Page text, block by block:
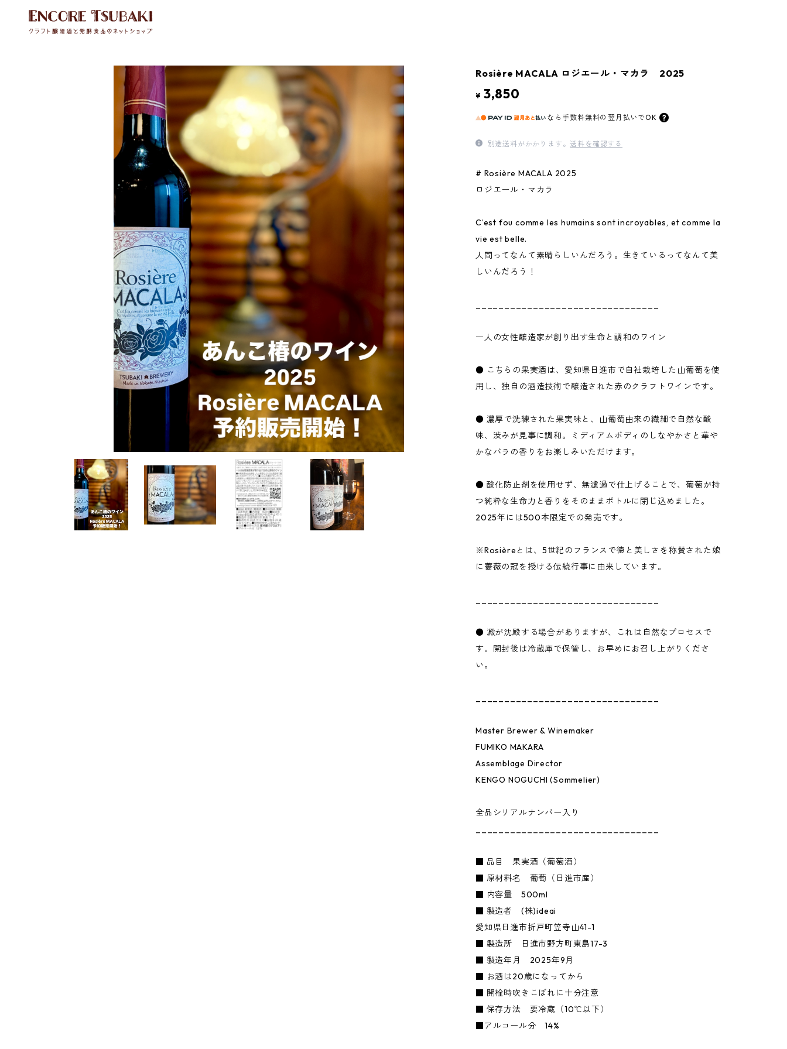
Rosière MACALA ロジエール・マカラ 2025
¥ 3,850
なら 手数料無料の 翌月払いでOK
別途送料がかかります。送料を確認する
# Rosière MACALA 2025
ロジエール・マカラ
C’est fou comme les humains sont incroyables, et comme la
vie est belle.
人間ってなんて素晴らしいんだろう。生きているってなんて美
しいんだろう！
一人の女性醸造家が創り出す生命と調和のワイン
● こちらの果実酒は、愛知県日進市で自社栽培した山葡萄を使
用し、独自の酒造技術で醸造された赤のクラフトワインです。
● 濃厚で洗練された果実味と、山葡萄由来の繊細で自然な酸
味、渋みが見事に調和。ミディアムボディのしなやかさと華や
かなバラの香りをお楽しみいただけます。
● 酸化防止剤を使用せず、無濾過で仕上げることで、葡萄が持
つ純粋な生命力と香りをそのままボトルに閉じ込めました。
2025年には500本限定での発売です。
※Rosièreとは、5世紀のフランスで徳と美しさを称賛された娘
に薔薇の冠を授ける伝統行事に由来しています。
● 澱が沈殿する場合がありますが、これは自然なプロセスで
す。開封後は冷蔵庫で保管し、お早めにお召し上がりくださ
い。
Master Brewer & Winemaker
FUMIKO MAKARA
Assemblage Director
KENGO NOGUCHI (Sommelier)
全品シリアルナンバー入り
■ 品目 果実酒（葡萄酒）
■ 原材料名 葡萄（日進市産）
■ 内容量 500ml
■ 製造者 (株)ideai
愛知県日進市折戸町笠寺山41-1
■ 製造所 日進市野方町東島17-3
■ 製造年月 2025年9月
■ お酒は20歳になってから
■ 開栓時吹きこぼれに十分注意
■ 保存方法 要冷蔵（10℃以下）
■アルコール分 14%